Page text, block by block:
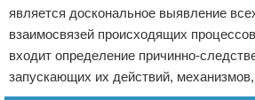
является доскональное выявление
взаимосвязей происходящих
входит определение причинно-
запускающих их действий,